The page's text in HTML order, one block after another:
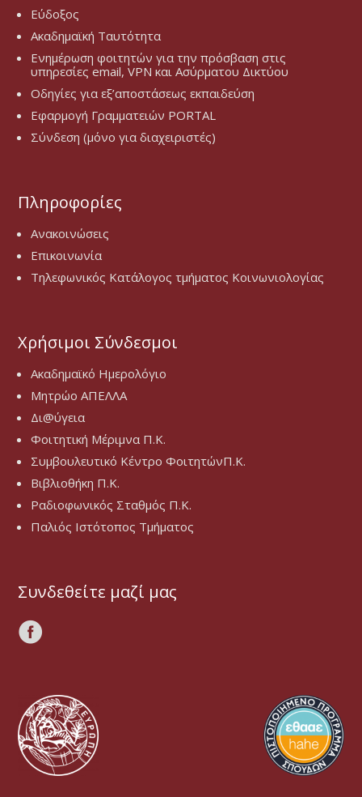
Εύδοξος
Ακαδημαϊκή Ταυτότητα
Ενημέρωση φοιτητών για την πρόσβαση στις
υπηρεσίες email, VPN και Ασύρματου Δικτύου
Οδηγίες για εξ’αποστάσεως εκπαιδεύση
Εφαρμογή Γραμματειών PORTAL
Σύνδεση (μόνο για διαχειριστές)
Πληροφορίες
Ανακοινώσεις
Επικοινωνία
Τηλεφωνικός Κατάλογος τμήματος Κοινωνιολογίας
Χρήσιμοι Σύνδεσμοι
Ακαδημαϊκό Ημερολόγιο
Μητρώο ΑΠΕΛΛΑ
Δι@ύγεια
Φοιτητική Μέριμνα Π.Κ.
Συμβουλευτικό Κέντρο ΦοιτητώνΠ.Κ.
Βιβλιοθήκη Π.Κ.
Ραδιοφωνικός Σταθμός Π.Κ.
Παλιός Ιστότοπος Τμήματος
Συνδεθείτε μαζί μας